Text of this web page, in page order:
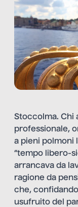
Stoccolma. Chi
professionale,
a pieni polmoni
“tempo libero-
arrancava da
ragione da
che,
usufruito del